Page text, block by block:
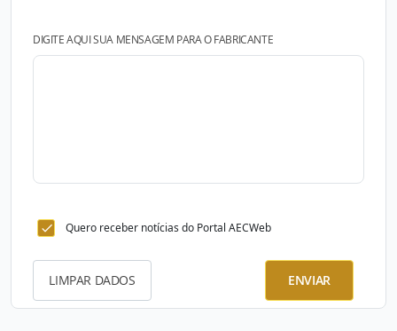
DIGITE AQUI SUA MENSAGEM PARA O FABRICANTE
Quero receber notícias do Portal AECWeb
LIMPAR DADOS ENVIAR